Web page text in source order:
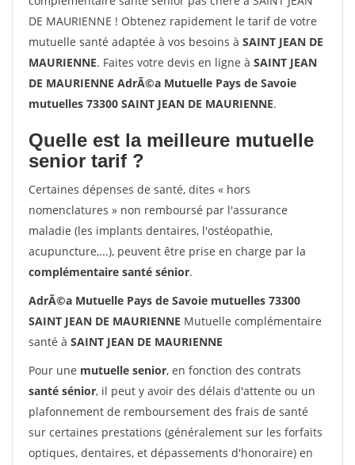
DE MAURIENNE ! Obtenez rapidement le tarif de votre
mutuelle santé adaptée à vos besoins à SAINT JEAN DE
MAURIENNE. Faites votre devis en ligne à SAINT JEAN
DE MAURIENNE AdrÃ©a Mutuelle Pays de Savoie
mutuelles 73300 SAINT JEAN DE MAURIENNE.
Quelle est la meilleure mutuelle
senior tarif ?
Certaines dépenses de santé, dites « hors
nomenclatures » non remboursé par l'assurance
maladie (les implants dentaires, l'ostéopathie,
acupuncture,...), peuvent être prise en charge par la
complémentaire santé sénior.
AdrÃ©a Mutuelle Pays de Savoie mutuelles 73300
SAINT JEAN DE MAURIENNE Mutuelle complémentaire
santé à SAINT JEAN DE MAURIENNE
Pour une mutuelle senior, en fonction des contrats
santé sénior, il peut y avoir des délais d'attente ou un
plafonnement de remboursement des frais de santé
sur certaines prestations (généralement sur les forfaits
optiques, dentaires, et dépassements d'honoraire) en